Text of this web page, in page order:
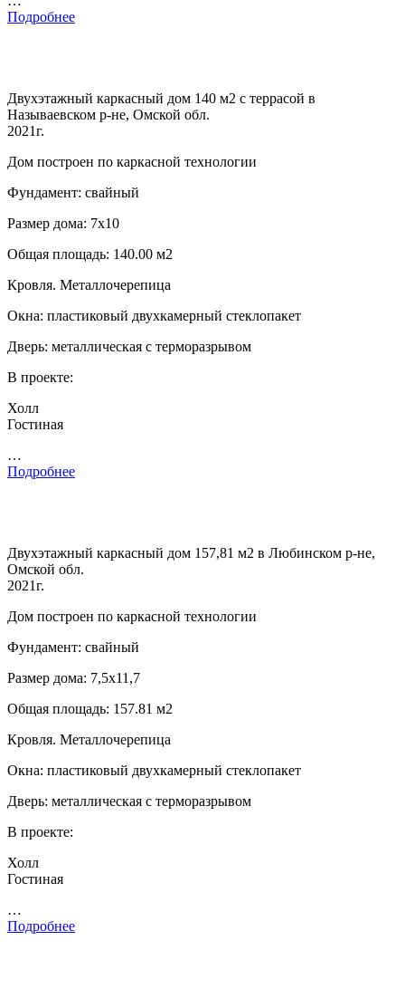
Подробнее
Двухэтажный каркасный дом 140 м2 с террасой в
Называевском р-не, Омской обл.
2021г.
Дом построен по каркасной технологии
Фундамент: свайный
Размер дома: 7х10
Общая площадь: 140.00 м2
Кровля. Металлочерепица
Окна: пластиковый двухкамерный стеклопакет
Дверь: металлическая с терморазрывом
В проекте:
Холл
Гостиная
…
Подробнее
Двухэтажный каркасный дом 157,81 м2 в Любинском р-не,
Омской обл.
2021г.
Дом построен по каркасной технологии
Фундамент: свайный
Размер дома: 7,5х11,7
Общая площадь: 157.81 м2
Кровля. Металлочерепица
Окна: пластиковый двухкамерный стеклопакет
Дверь: металлическая с терморазрывом
В проекте:
Холл
Гостиная
…
Подробнее